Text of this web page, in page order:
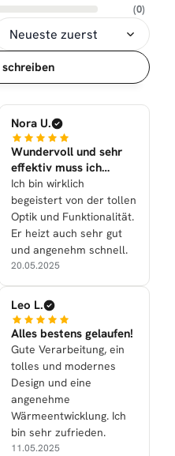
(0)
Nora U.
Wundervoll und sehr
effektiv muss ich
sagen!
Ich bin wirklich
begeistert von der tollen
Optik und Funktionalität.
Er heizt auch sehr gut
und angenehm schnell.
20.05.2025
Leo L.
Alles bestens gelaufen!
Gute Verarbeitung, ein
tolles und modernes
Design und eine
angenehme
Wärmeentwicklung. Ich
bin sehr zufrieden.
11.05.2025